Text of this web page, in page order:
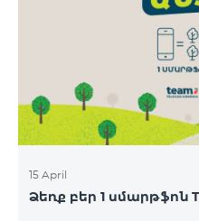
15 April
Ձեռք բեր 1 սմարթֆոն